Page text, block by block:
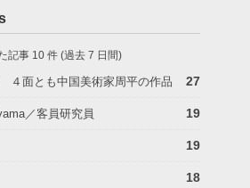
記事 10 件 (過去 7 日間)
４面とも中国美術家周平の作品 27
／客員研究員 19
19
18